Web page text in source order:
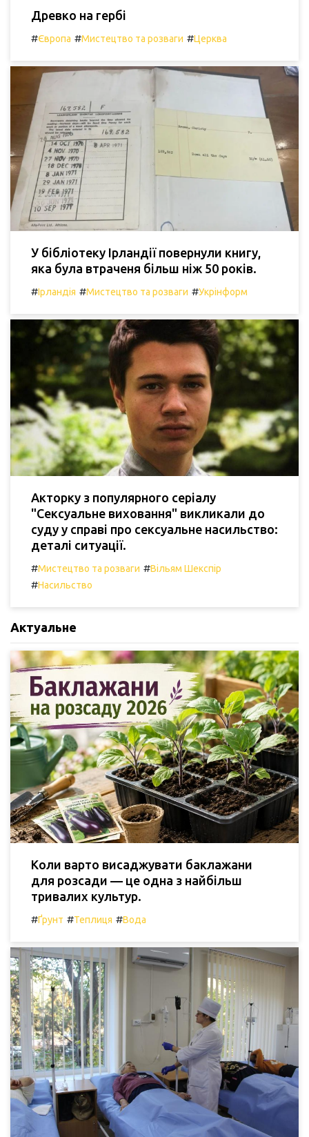
Древко на гербі
#Європа #Мистецтво та розваги #Церква
У бібліотеку Ірландії повернули книгу,
яка була втраченя більш ніж 50 років.
#Ірландія #Мистецтво та розваги #Укрінформ
Акторку з популярного серіалу
"Сексуальне виховання" викликали до
суду у справі про сексуальне насильство:
деталі ситуації.
#Мистецтво та розваги #Вільям Шекспір
#Насильство
Актуальне
Коли варто висаджувати баклажани
для розсади — це одна з найбільш
тривалих культур.
#Ґрунт #Теплиця #Вода